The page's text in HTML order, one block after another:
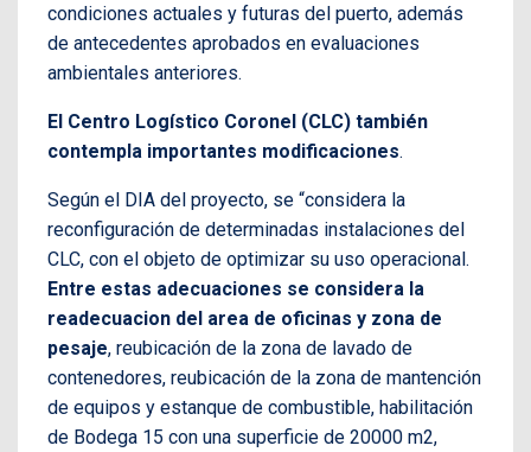
condiciones actuales y futuras del puerto, además
de antecedentes aprobados en evaluaciones
ambientales anteriores.
El Centro Logístico Coronel (CLC) también
contempla importantes modificaciones.
Según el DIA del proyecto, se “considera la
reconfiguración de determinadas instalaciones del
CLC, con el objeto de optimizar su uso operacional.
Entre estas adecuaciones se considera la
readecuacion del area de oficinas y zona de
pesaje, reubicación de la zona de lavado de
contenedores, reubicación de la zona de mantención
de equipos y estanque de combustible, habilitación
de Bodega 15 con una superficie de 20000 m2,